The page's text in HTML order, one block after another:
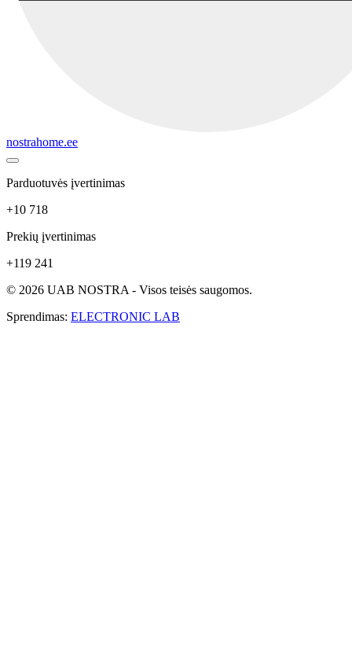
nostrahome.ee
Parduotuvės įvertinimas
+10 718
Prekių įvertinimas
+119 241
© 2026 UAB NOSTRA - Visos teisės saugomos.
Sprendimas: ELECTRONIC LAB